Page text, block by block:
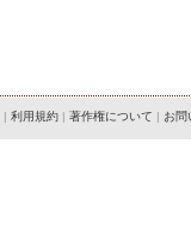
| 利用規約 | 著作権について | お問